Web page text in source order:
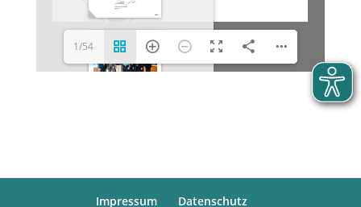
1/54
Impressum Datenschutz